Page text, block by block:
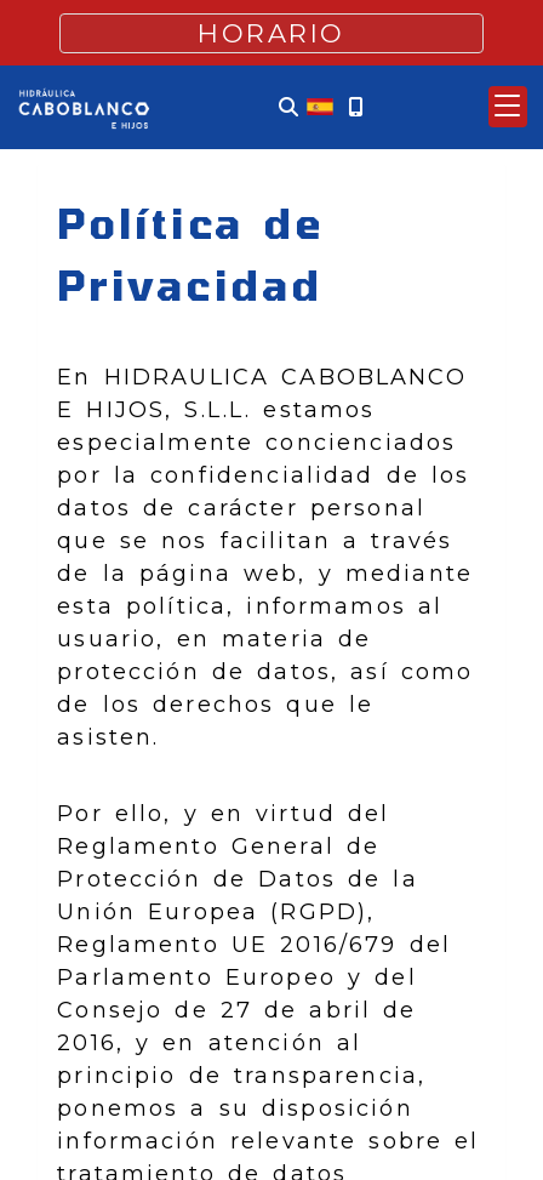
HORARIO
Política de
Privacidad
En HIDRAULICA CABOBLANCO
E HIJOS, S.L.L. estamos
especialmente concienciados
por la confidencialidad de los
datos de carácter personal
que se nos facilitan a través
de la página web, y mediante
esta política, informamos al
usuario, en materia de
protección de datos, así como
de los derechos que le
asisten.
Por ello, y en virtud del
Reglamento General de
Protección de Datos de la
Unión Europea (RGPD),
Reglamento UE 2016/679 del
Parlamento Europeo y del
Consejo de 27 de abril de
2016, y en atención al
principio de transparencia,
ponemos a su disposición
información relevante sobre el
tratamiento de datos